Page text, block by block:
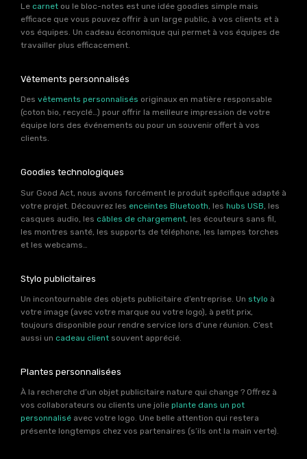
Le carnet ou le bloc-notes est une idée goodies simple mais
efficace que vous pouvez offrir à un large public, à vos clients et à
vos équipes. Un cadeau économique qui permet à vos équipes de
travailler plus efficacement.
Vêtements personnalisés
Des vêtements personnalisés originaux en matière responsable
(coton bio, recyclé…) pour offrir la meilleure impression de votre
équipe lors des événements ou pour un souvenir offert à vos
clients.
Goodies technologiques
Sur Good Act, nous avons forcément le produit spécifique adapté à
votre projet. Découvrez les enceintes Bluetooth , les hubs USB , les
casques audio, les câbles de chargement , les écouteurs sans fil,
les montres santé, les supports de téléphone, les lampes torches
et les webcams…
Stylo publicitaires
Un incontournable des objets publicitaire d’entreprise. Un stylo à
votre image (avec votre marque ou votre logo), à petit prix,
toujours disponible pour rendre service lors d’une réunion. C’est
aussi un cadeau client souvent apprécié.
Plantes personnalisées
À la recherche d’un objet publicitaire nature qui change ? Offrez à
vos collaborateurs ou clients une jolie plante dans un pot
personnalisé avec votre logo. Une belle attention qui restera
présente longtemps chez vos partenaires (s’ils ont la main verte).